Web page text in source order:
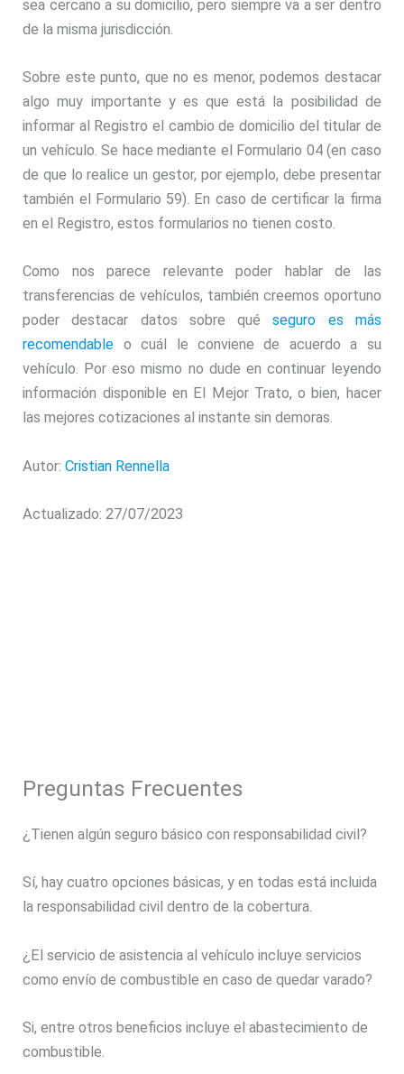
sea cercano a su domicilio, pero siempre va a ser dentro
de la misma jurisdicción.
Sobre este punto, que no es menor, podemos destacar
algo muy importante y es que está la posibilidad de
informar al Registro el cambio de domicilio del titular de
un vehículo. Se hace mediante el Formulario 04 (en caso
de que lo realice un gestor, por ejemplo, debe presentar
también el Formulario 59). En caso de certificar la firma
en el Registro, estos formularios no tienen costo.
Como nos parece relevante poder hablar de las
transferencias de vehículos, también creemos oportuno
poder destacar datos sobre quéseguro es más
recomendable o cuál le conviene de acuerdo a su
vehículo. Por eso mismo no dude en continuar leyendo
información disponible en El Mejor Trato, o bien, hacer
las mejores cotizaciones al instante sin demoras.
Autor:Cristian Rennella
Actualizado: 27/07/2023
Preguntas Frecuentes
¿Tienen algún seguro básico con responsabilidad civil?
Sí, hay cuatro opciones básicas, y en todas está incluida
la responsabilidad civil dentro de la cobertura.
¿El servicio de asistencia al vehículo incluye servicios
como envío de combustible en caso de quedar varado?
Si, entre otros beneficios incluye el abastecimiento de
combustible.